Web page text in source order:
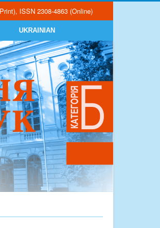
ISSN 2308-4863 (Online)
UKRAINIAN